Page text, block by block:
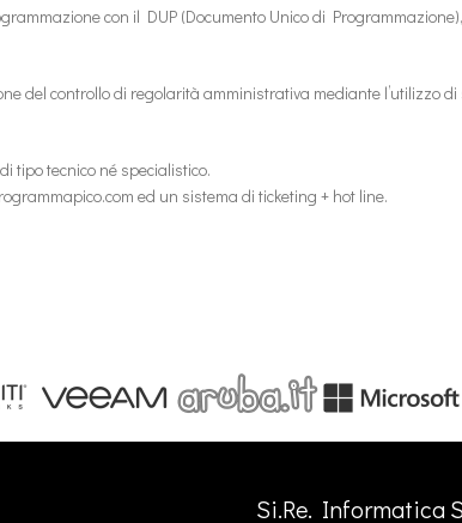
con il DUP (Documento Unico di
del controllo di regolarità amministrativa mediante l’utilizzo
tipo tecnico né specialistico.
ed un sistema di ticketing + hot line.
Si.Re. Informatica